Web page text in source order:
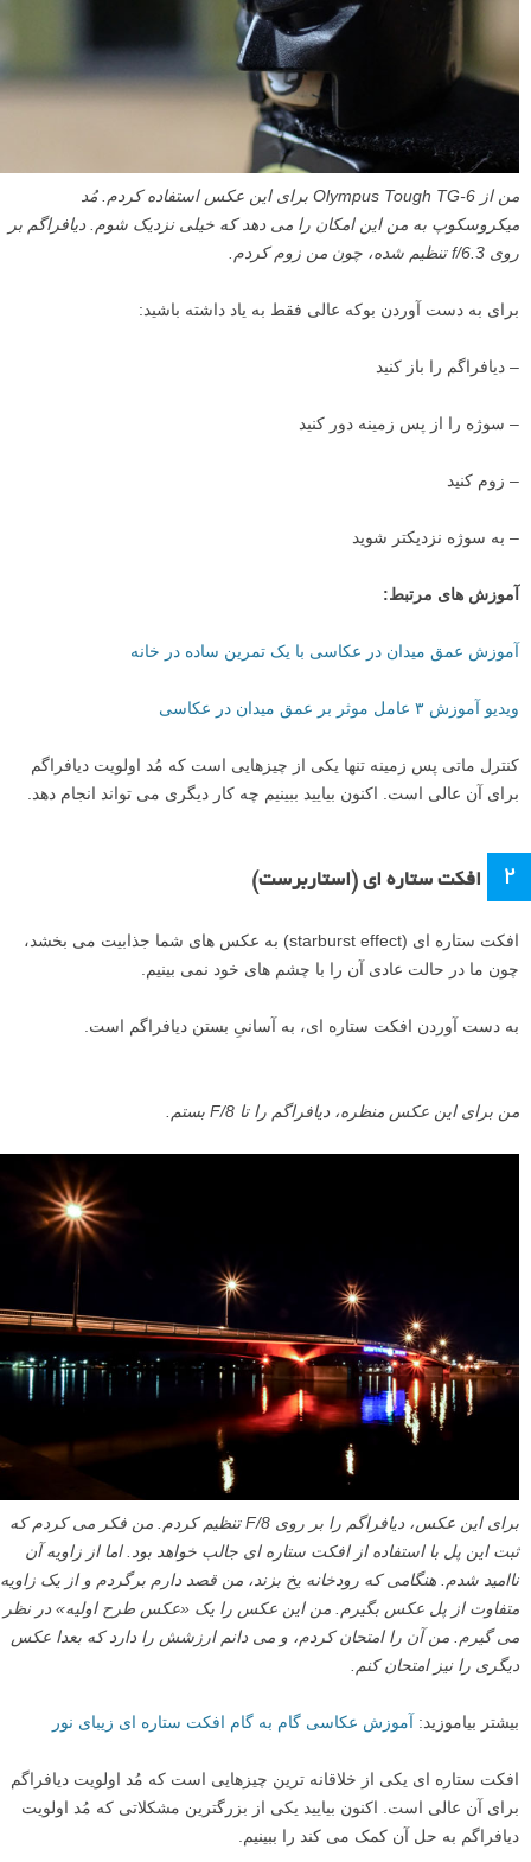
من از Olympus Tough TG-6 برای این عکس استفاده کردم. مُد
میکروسکوپ به من این امکان را می دهد که خیلی نزدیک شوم. دیافراگم بر
روی f/6.3 تنظیم شده، چون من زوم کردم.
برای به دست آوردن بوکه عالی فقط به یاد داشته باشید:
– دیافراگم را باز کنید
– سوژه را از پس زمینه دور کنید
– زوم کنید
– به سوژه نزدیکتر شوید
آموزش های مرتبط:
آموزش عمق میدان در عکاسی با یک تمرین ساده در خانه
ویدیو آموزش ۳ عامل موثر بر عمق میدان در عکاسی
کنترل ماتی پس زمینه تنها یکی از چیزهایی است که مُد اولویت دیافراگم
برای آن عالی است. اکنون بیایید ببینیم چه کار دیگری می تواند انجام دهد.
۲ افکت ستاره ای (استاربرست)
افکت ستاره ای (starburst effect) به عکس های شما جذابیت می بخشد،
چون ما در حالت عادی آن را با چشم های خود نمی بینیم.
به دست آوردن افکت ستاره ای، به آسانیِ بستن دیافراگم است.
من برای این عکس منظره، دیافراگم را تا F/8 بستم.